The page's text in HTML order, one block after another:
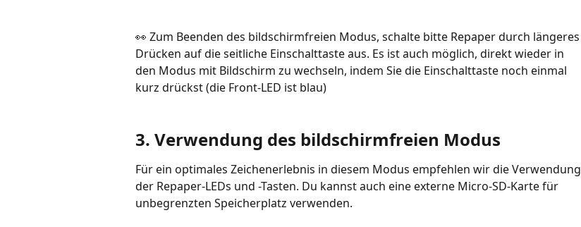
👀 Zum Beenden des bildschirmfreien Modus, schalte bitte Repaper durch längeres
Drücken auf die seitliche Einschalttaste aus. Es ist auch möglich, direkt wieder in
den Modus mit Bildschirm zu wechseln, indem Sie die Einschalttaste noch einmal
kurz drückst (die Front-LED ist blau)
3. Verwendung des bildschirmfreien Modus
Für ein optimales Zeichenerlebnis in diesem Modus empfehlen wir die Verwendung
der Repaper-LEDs und -Tasten. Du kannst auch eine externe Micro-SD-Karte für
unbegrenzten Speicherplatz verwenden.